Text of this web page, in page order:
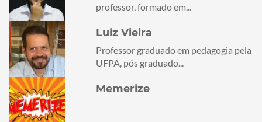
professor, formado em...
Luiz Vieira
Professor graduado em pedagogia pela
UFPA, pós graduado...
Memerize